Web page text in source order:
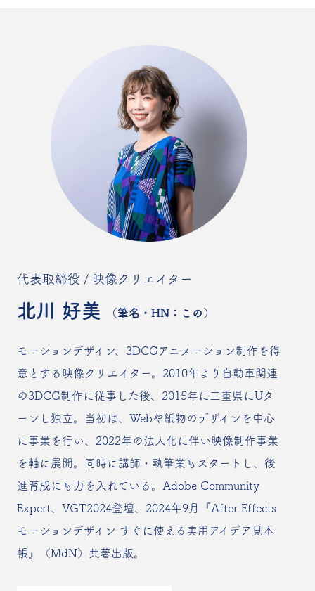
代表取締役 / 映像クリエイター
北川 好美 （筆名・HN：この）
モーションデザイン、3DCGアニメーション制作を得
意とする映像クリエイター。2010年より自動車関連
の3DCG制作に従事した後、2015年に三重県にUタ
ーンし独立。当初は、Webや紙物のデザインを中心
に事業を行い、2022年の法人化に伴い映像制作事業
を軸に展開。同時に講師・執筆業もスタートし、後
進育成にも力を入れている。Adobe Community
Expert、VGT2024登壇、2024年9月『After Effects
モーションデザイン すぐに使える実用アイデア見本
帳』（MdN）共著出版。